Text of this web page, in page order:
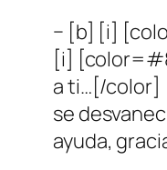
− [b] [i]
[i]
a ti…[/color]
se
ayuda,